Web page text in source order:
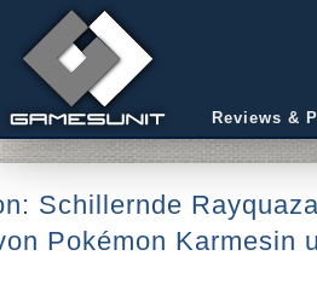
Reviews &
Schillernde
Pokémon Karmesin